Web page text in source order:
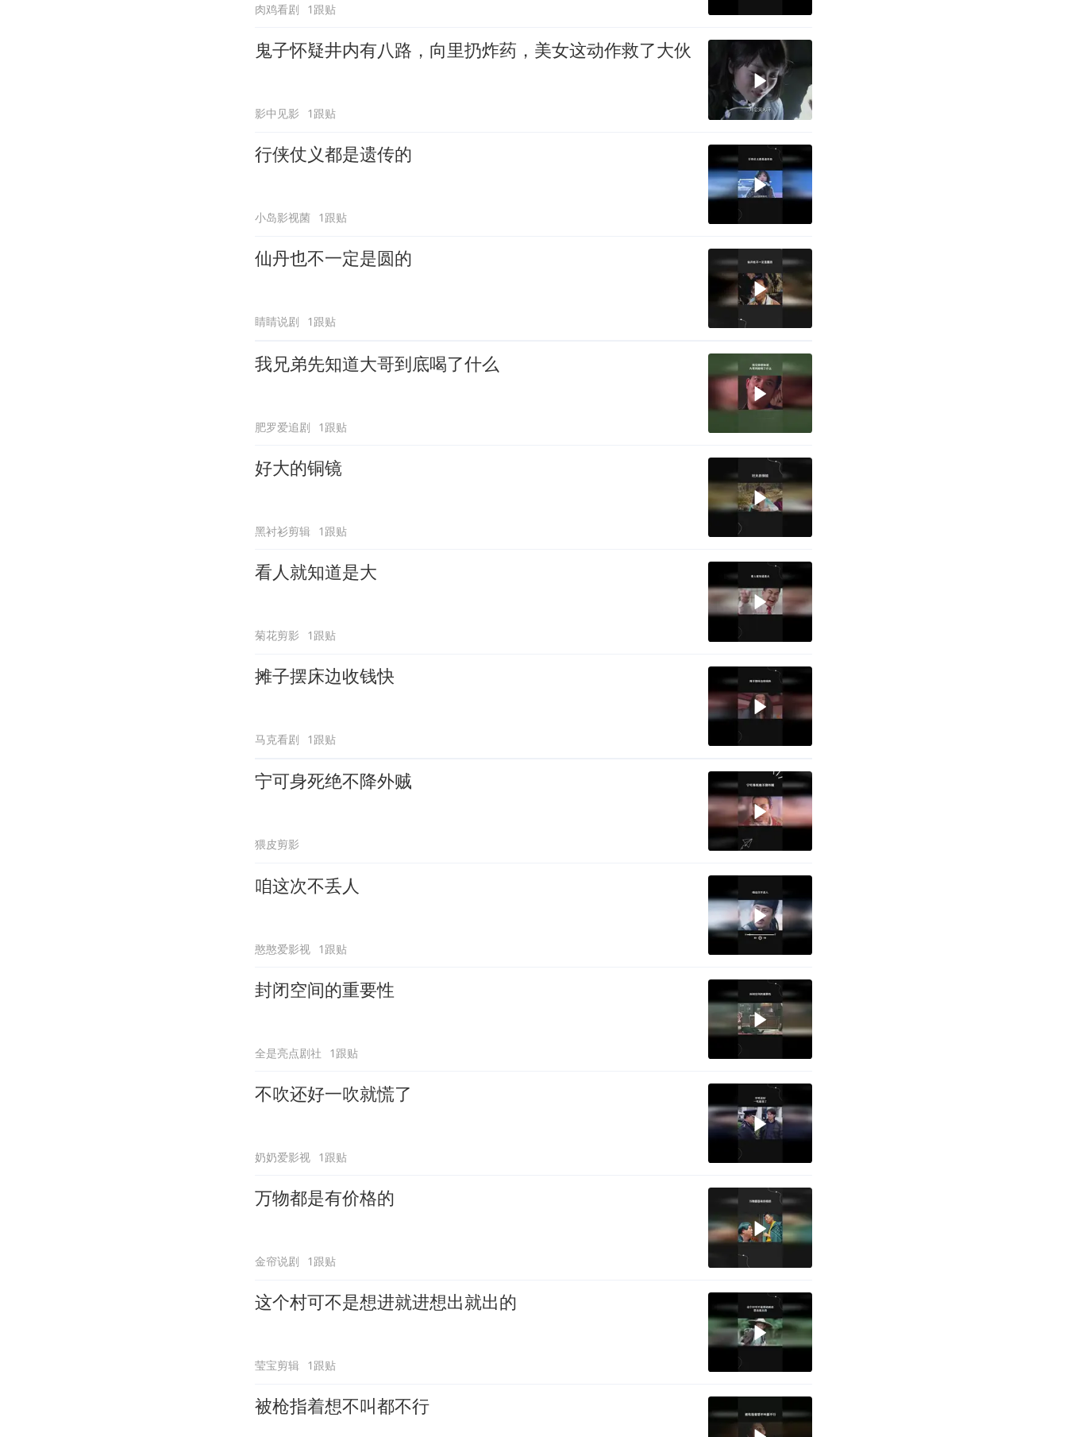
肉鸡看剧 1跟贴
鬼子怀疑井内有八路，向里扔炸药，美女这动作救了大伙
影中见影 1跟贴
行侠仗义都是遗传的
小岛影视菌 1跟贴
仙丹也不一定是圆的
睛睛说剧 1跟贴
我兄弟先知道大哥到底喝了什么
肥罗爱追剧 1跟贴
好大的铜镜
黑衬衫剪辑 1跟贴
看人就知道是大
菊花剪影 1跟贴
摊子摆床边收钱快
马克看剧 1跟贴
宁可身死绝不降外贼
猥皮剪影
咱这次不丢人
憨憨爱影视 1跟贴
封闭空间的重要性
全是亮点剧社 1跟贴
不吹还好一吹就慌了
奶奶爱影视 1跟贴
万物都是有价格的
金帘说剧 1跟贴
这个村可不是想进就进想出就出的
莹宝剪辑 1跟贴
被枪指着想不叫都不行